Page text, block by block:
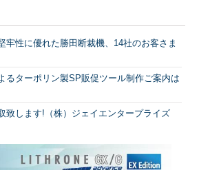
牢性に優れた勝田断裁機、14社のお客さま
るターポリン製SP販促ツール制作ご案内は
致します!（株）ジェイエンタープライズ